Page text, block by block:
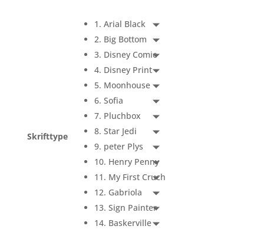
Skrifttype
1. Arial Black
2. Big Bottom
3. Disney Comic
4. Disney Print
5. Moonhouse
6. Sofia
7. Pluchbox
8. Star Jedi
9. peter Plys
10. Henry Penny
11. My First Cruch
12. Gabriola
13. Sign Painter
14. Baskerville